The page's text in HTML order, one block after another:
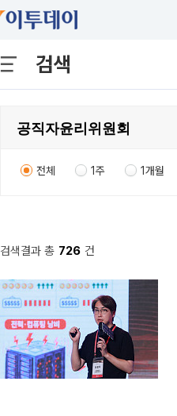
검색
전체 1주 1개월
검색결과 총 726 건